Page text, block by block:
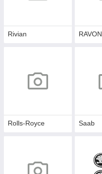
Rivian RAVON
Rolls-Royce Saab